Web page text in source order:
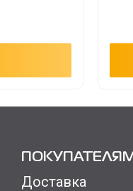
ПОКУПАТЕЛЯМ
Доставка